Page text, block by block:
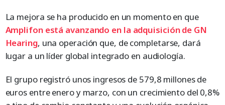
La mejora se ha producido en un momento en que
Amplifon está avanzando en la adquisición de GN
Hearing, una operación que, de completarse, dará
lugar a un líder global integrado en audiología.
El grupo registró unos ingresos de 579,8 millones de
euros entre enero y marzo, con un crecimiento del 0,8%